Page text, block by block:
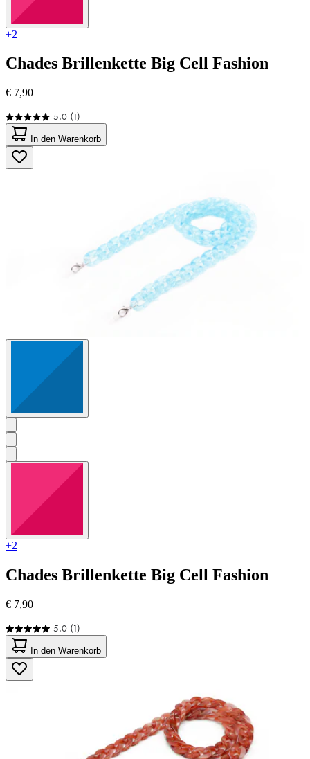
+2
Chades Brillenkette Big Cell Fashion
€ 7,90
5.0 (1)
5.0
von
5
Sternen.
1
In den Warenkorb
+2
Chades Brillenkette Big Cell Fashion
€ 7,90
5.0 (1)
5.0
von
5
Sternen.
1
In den Warenkorb